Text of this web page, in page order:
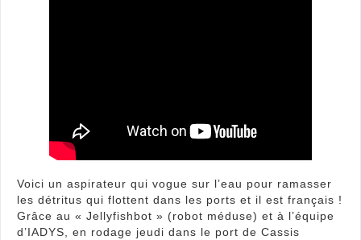
Voici un aspirateur qui vogue sur l’eau pour ramasser
les détritus qui flottent dans les ports et il est français !
Grâce au « Jellyfishbot » (robot méduse) et à l’équipe
d’IADYS, en rodage jeudi dans le port de Cassis